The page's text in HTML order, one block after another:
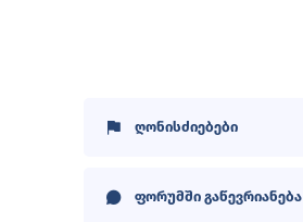
ღონისძიებები
ფორუმში გაწევრიანება